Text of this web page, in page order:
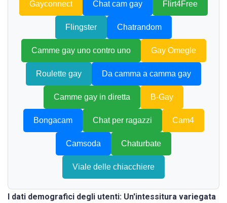
Gayconnect Chat cam gay Flirt4Free
Flingster Chatrandom
Camme gay uno contro uno Gay Omegle
Roulette gay Da camma a camma gay
Camme gay in diretta B-Gay
Bongacam Chat per ragazzi Cam4
Camsoda Chaturbate
Viale delle chiacchiere
I dati demografici degli utenti: Un'intessitura variegata